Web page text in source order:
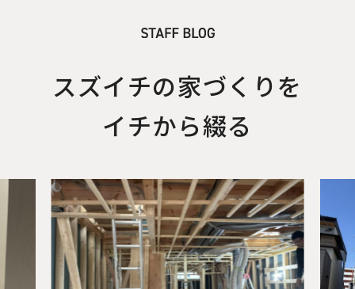
スズイチの家づくりを
イチから綴る